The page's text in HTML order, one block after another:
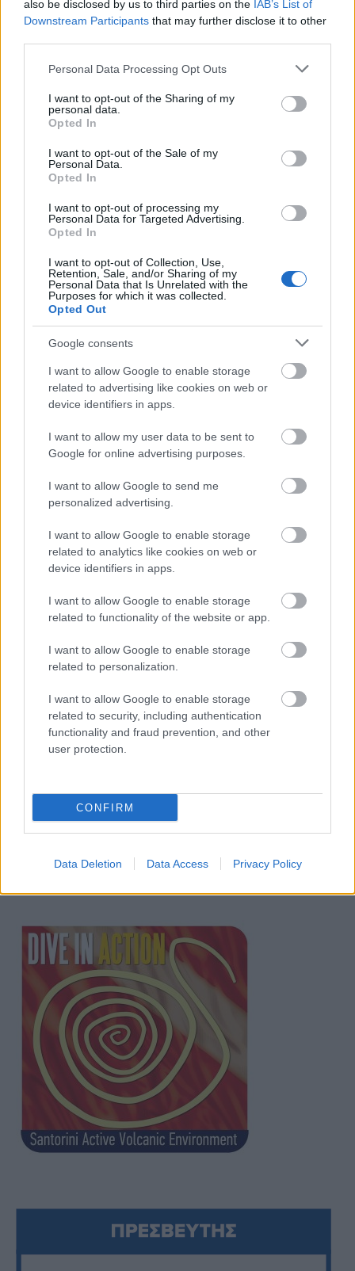
also be disclosed by us to third parties on the IAB’s List of
Downstream Participants that may further disclose it to other
Please note that this website/app uses one or more Google
not limited to your visit or usage behaviour. You may click to
grant or deny consent to Google and its third-party tags to
use your data for below specified purposes in below Google
consent section.
Personal Data Processing Opt Outs
I want to opt-out of the Sharing of my
personal data.
Opted In
I want to opt-out of the Sale of my
Personal Data.
Opted In
I want to opt-out of processing my
Personal Data for Targeted Advertising.
Opted In
I want to opt-out of Collection, Use,
Retention, Sale, and/or Sharing of my
Personal Data that Is Unrelated with the
Purposes for which it was collected.
Opted Out
Google consents
I want to allow Google to enable storage
related to advertising like cookies on web or
device identifiers in apps.
I want to allow my user data to be sent to
Google for online advertising purposes.
I want to allow Google to send me
personalized advertising.
I want to allow Google to enable storage
related to analytics like cookies on web or
device identifiers in apps.
I want to allow Google to enable storage
related to functionality of the website or app.
I want to allow Google to enable storage
related to personalization.
I want to allow Google to enable storage
related to security, including authentication
functionality and fraud prevention, and other
user protection.
CONFIRM
Data Deletion Data Access Privacy Policy
Kimolos Experience Festival